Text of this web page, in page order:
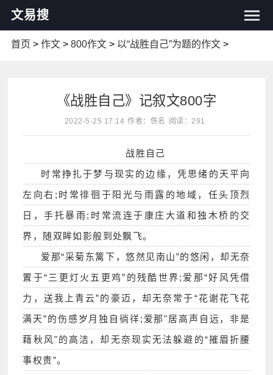
文易搜
首页 > 作文> 800作文> 以“战胜自己”为题的作文>
《战胜自己》记叙文800字
2022-5-25 17:14 作者：佚名 阅读：291
战胜自己
时常挣扎于梦与现实的边缘，凭思绪的天平向
左向右;时常徘徊于阳光与雨露的地域，任头顶烈
日，手托暴雨;时常流连于康庄大道和独木桥的交
界，随双眸如影般到处飘飞。
爱那“采菊东篱下，悠然见南山”的悠闲，却无奈
置于“三更灯火五更鸡”的残酷世界;爱那“好风凭借
力，送我上青云”的豪迈，却无奈常于“花谢花飞花
满天”的伤感岁月独自徜徉;爱那"居高声自远，非是
藉秋风"的高洁，却无奈现实无法躲避的“摧眉折腰
事权贵”。